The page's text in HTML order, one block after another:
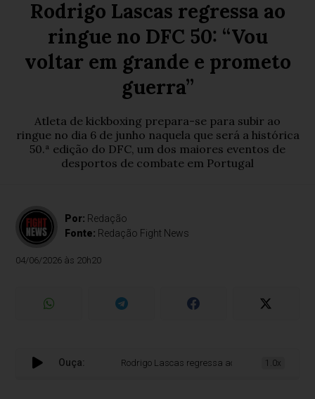
Rodrigo Lascas regressa ao
ringue no DFC 50: “Vou
voltar em grande e prometo
guerra”
Atleta de kickboxing prepara-se para subir ao
ringue no dia 6 de junho naquela que será a histórica
50.ª edição do DFC, um dos maiores eventos de
desportos de combate em Portugal
Por: Redação
Fonte: Redação Fight News
04/06/2026 às 20h20
Ouça: Rodrigo Lascas regressa ao ringue no DFC 50: “Vou
1.0x